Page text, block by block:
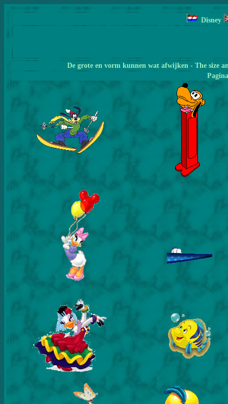
Disney
De grote en vorm kunnen wat afwijken - The size